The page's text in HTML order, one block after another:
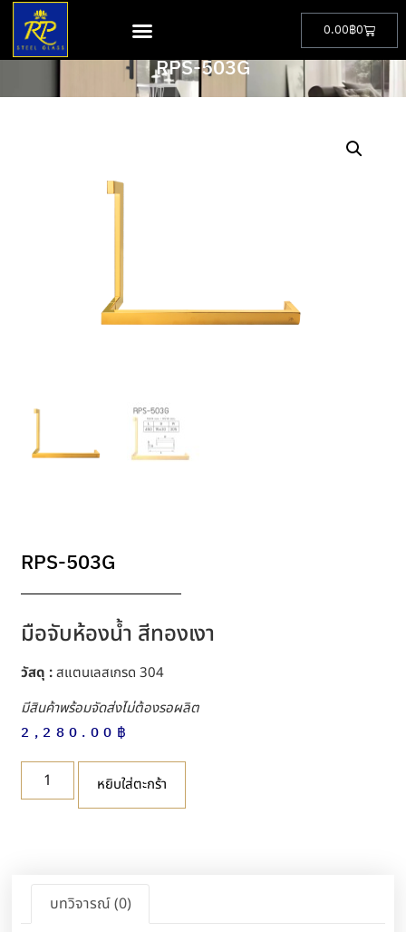
0.00฿0
RPS-503G
RPS-503G
มือจับห้องน้ำ สีทองเงา
วัสดุ :สแตนเลสเกรด 304
มีสินค้าพร้อมจัดส่งไม่ต้องรอผลิต
2,280.00 ฿
หยิบใส่ตะกร้า
บทวิจารณ์ (0)